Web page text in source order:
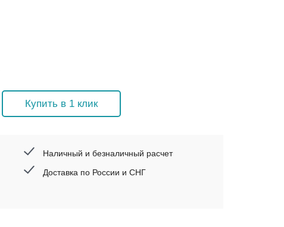
Купить в 1 клик
Наличный и безналичный расчет
Доставка по России и СНГ